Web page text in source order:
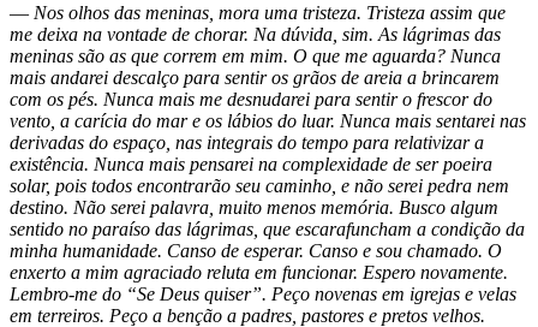
— Nos olhos das meninas, mora uma tristeza. Tristeza assim que
me deixa na vontade de chorar. Na dúvida, sim. As lágrimas das
meninas são as que correm em mim. O que me aguarda? Nunca
mais andarei descalço para sentir os grãos de areia a brincarem
com os pés. Nunca mais me desnudarei para sentir o frescor do
vento, a carícia do mar e os lábios do luar. Nunca mais sentarei nas
derivadas do espaço, nas integrais do tempo para relativizar a
existência. Nunca mais pensarei na complexidade de ser poeira
solar, pois todos encontrarão seu caminho, e não serei pedra nem
destino. Não serei palavra, muito menos memória. Busco algum
sentido no paraíso das lágrimas, que escarafuncham a condição da
minha humanidade. Canso de esperar. Canso e sou chamado. O
enxerto a mim agraciado reluta em funcionar. Espero novamente.
Lembro-me do “Se Deus quiser”. Peço novenas em igrejas e velas
em terreiros. Peço a benção a padres, pastores e pretos velhos.